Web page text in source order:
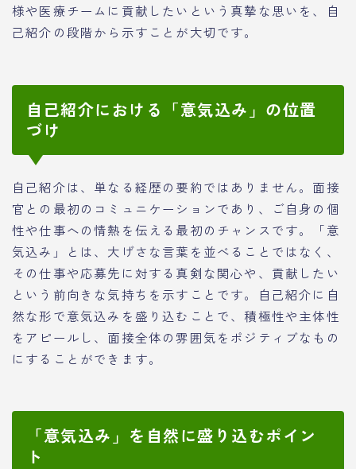
様や医療チームに貢献したいという真摯な思いを、自
己紹介の段階から示すことが大切です。
自己紹介における「意気込み」の位置
づけ
自己紹介は、単なる経歴の要約ではありません。面接
官との最初のコミュニケーションであり、ご自身の個
性や仕事への情熱を伝える最初のチャンスです。「意
気込み」とは、大げさな言葉を並べることではなく、
その仕事や応募先に対する真剣な関心や、貢献したい
という前向きな気持ちを示すことです。自己紹介に自
然な形で意気込みを盛り込むことで、積極性や主体性
をアピールし、面接全体の雰囲気をポジティブなもの
にすることができます。
「意気込み」を自然に盛り込むポイン
ト